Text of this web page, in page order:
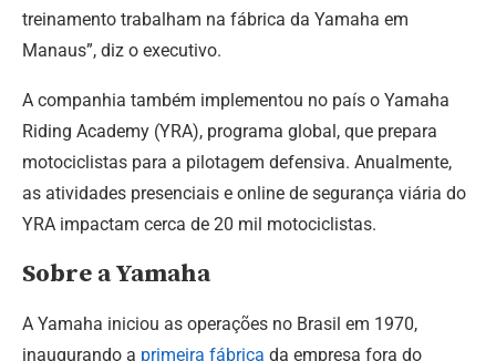
treinamento trabalham na fábrica da Yamaha em
Manaus”, diz o executivo.
A companhia também implementou no país o Yamaha
Riding Academy (YRA), programa global, que prepara
motociclistas para a pilotagem defensiva. Anualmente,
as atividades presenciais e online de segurança viária do
YRA impactam cerca de 20 mil motociclistas.
Sobre a Yamaha
A Yamaha iniciou as operações no Brasil em 1970,
inaugurando a primeira fábrica da empresa fora do